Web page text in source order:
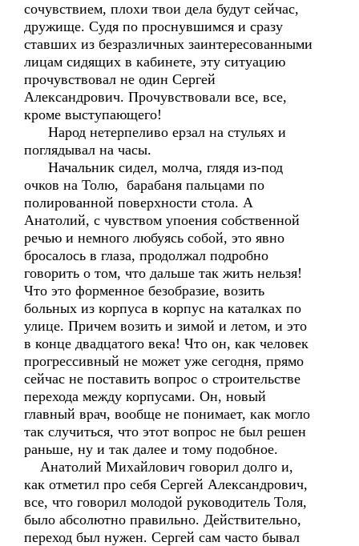
сочувствием, плохи твои дела будут сейчас,
дружище. Судя по проснувшимся и сразу
ставших из безразличных заинтересованными
лицам сидящих в кабинете, эту ситуацию
прочувствовал не один Сергей
Александрович. Прочувствовали все, все,
кроме выступающего!
Народ нетерпеливо ерзал на стульях и
поглядывал на часы.
Начальник сидел, молча, глядя из-под
очков на Толю, барабаня пальцами по
полированной поверхности стола. А
Анатолий, с чувством упоения собственной
речью и немного любуясь собой, это явно
бросалось в глаза, продолжал подробно
говорить о том, что дальше так жить нельзя!
Что это форменное безобразие, возить
больных из корпуса в корпус на каталках по
улице. Причем возить и зимой и летом, и это
в конце двадцатого века! Что он, как человек
прогрессивный не может уже сегодня, прямо
сейчас не поставить вопрос о строительстве
перехода между корпусами. Он, новый
главный врач, вообще не понимает, как могло
так случиться, что этот вопрос не был решен
раньше, ну и так далее и тому подобное.
Анатолий Михайлович говорил долго и,
как отметил про себя Сергей Александрович,
все, что говорил молодой руководитель Толя,
было абсолютно правильно. Действительно,
переход был нужен. Сергей сам часто бывал